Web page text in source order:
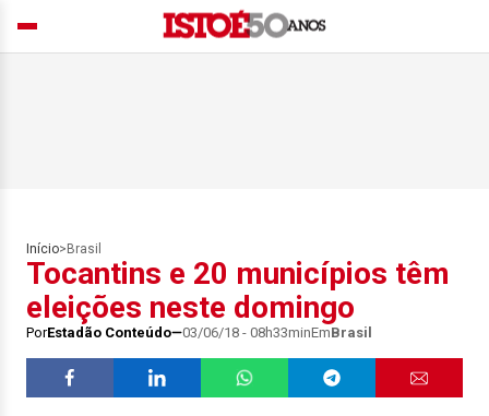
Início> Brasil
Tocantins e 20 municípios têm
eleições neste domingo
PorEstadão Conteúdo 03/06/18 - 08h33minEmBrasil